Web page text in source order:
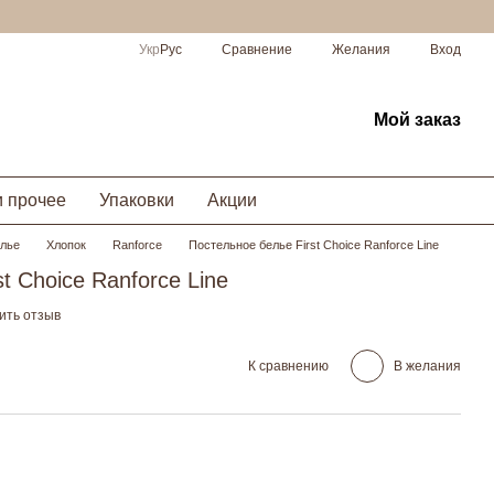
Укр Рус Сравнение Желания Вход
Мой заказ
прочее Упаковки Акции
Хлопок Ranforce Постельное белье First Choice Ranforce Line
Choice Ranforce Line
отзыв
К сравнению В желания